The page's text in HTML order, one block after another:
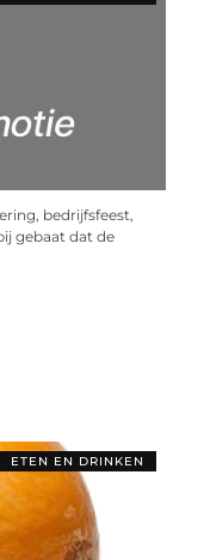
bedrijfsfeest,
gebaat dat de
ETEN EN DRINKEN